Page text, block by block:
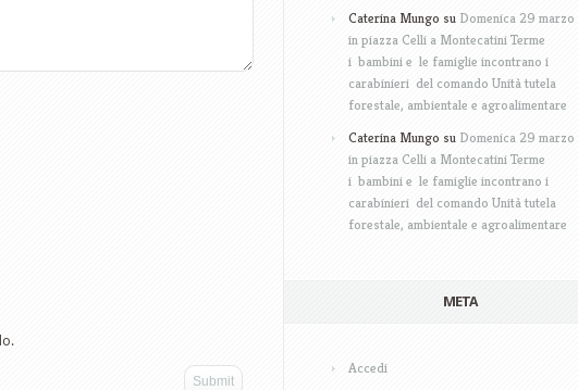
Caterina Mungo su Domenica 29 marzo
in piazza Celli a Montecatini Terme
i bambini e le famiglie incontrano i
carabinieri del comando Unità tutela
forestale, ambientale e agroalimentare
Caterina Mungo su Domenica 29 marzo
in piazza Celli a Montecatini Terme
i bambini e le famiglie incontrano i
carabinieri del comando Unità tutela
forestale, ambientale e agroalimentare
META
Accedi